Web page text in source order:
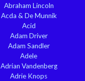
Abraham Lincoln
Acda & De Munnik
Acid
Adam Driver
Adam Sandler
Adele
Adrian Vandenberg
Adrie Knops